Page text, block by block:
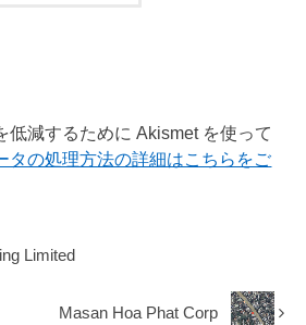
低減するために Akismet を使って
タの処理方法の詳細はこちらをご
Limited
Masan Hoa Phat Corp